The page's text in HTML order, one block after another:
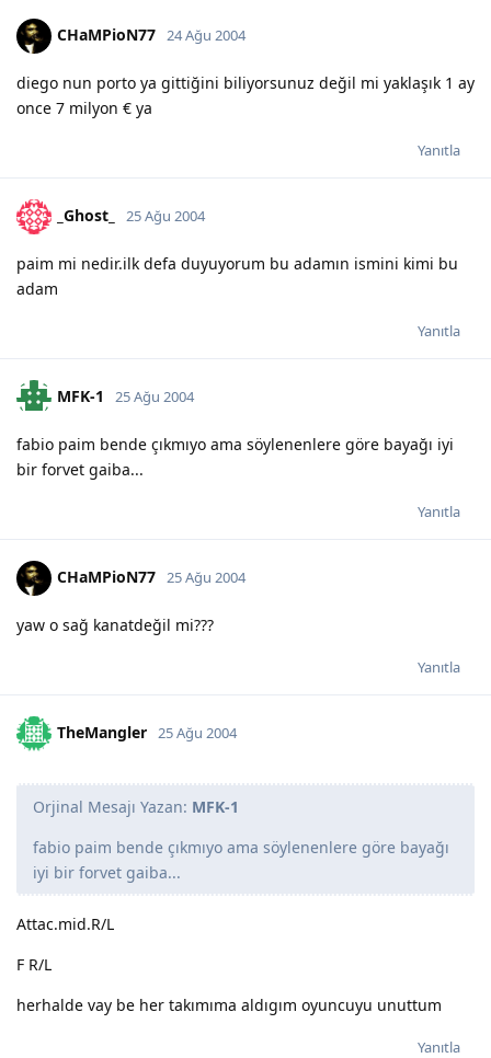
CHaMPioN77 24 Ağu 2004
diego nun porto ya gittiğini biliyorsunuz değil mi yaklaşık 1 ay
once 7 milyon € ya
Yanıtla
_Ghost_ 25 Ağu 2004
paim mi nedir.ilk defa duyuyorum bu adamın ismini kimi bu
adam
Yanıtla
MFK-1 25 Ağu 2004
fabio paim bende çıkmıyo ama söylenenlere göre bayağı iyi
bir forvet gaiba...
Yanıtla
CHaMPioN77 25 Ağu 2004
yaw o sağ kanatdeğil mi???
Yanıtla
TheMangler 25 Ağu 2004
Orjinal Mesajı Yazan: MFK-1
fabio paim bende çıkmıyo ama söylenenlere göre bayağı
iyi bir forvet gaiba...
Attac.mid.R/L
F R/L
herhalde vay be her takımıma aldıgım oyuncuyu unuttum
Yanıtla